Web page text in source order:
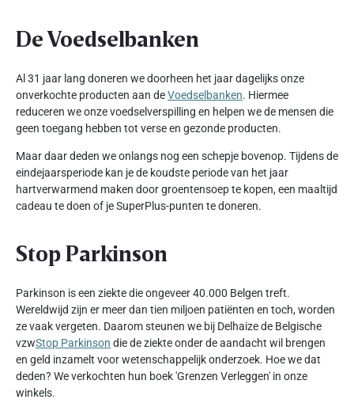
De Voedselbanken
Al 31 jaar lang doneren we doorheen het jaar dagelijks onze
onverkochte producten aan deVoedselbanken. Hiermee
reduceren we onze voedselverspilling en helpen we de mensen die
geen toegang hebben tot verse en gezonde producten.
Maar daar deden we onlangs nog een schepje bovenop. Tijdens de
eindejaarsperiode kan je de koudste periode van het jaar
hartverwarmend maken door groentensoep te kopen, een maaltijd
cadeau te doen of je SuperPlus-punten te doneren.
Stop Parkinson
Parkinson is een ziekte die ongeveer 40.000 Belgen treft.
Wereldwijd zijn er meer dan tien miljoen patiënten en toch, worden
ze vaak vergeten. Daarom steunen we bij Delhaize de Belgische
vzwStop Parkinson die de ziekte onder de aandacht wil brengen
en geld inzamelt voor wetenschappelijk onderzoek. Hoe we dat
deden? We verkochten hun boek 'Grenzen Verleggen' in onze
winkels.